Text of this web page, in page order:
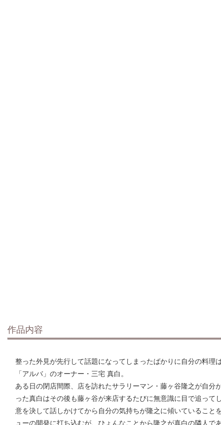
作品内容
整った外見が先行して話題になってしまったばかりに自分の料
「アルバ」のオーナー・三宅 真白。
ある日の閉店間際、店を訪れたサラリーマン・藤ヶ谷隆之が自分
った真白はその後も藤ヶ谷が来店するたびに無意識に目で追って
意を決して話しかけてから自分の気持ちが隆之に傾いていること
ューの開発に打ち込むが、ひょんなことから隆之が真白の隣人